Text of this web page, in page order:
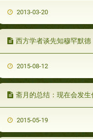
2013-03-20
西方学者谈先知穆罕默德
2015-08-12
斋月的总结：现在会发生
2015-05-19